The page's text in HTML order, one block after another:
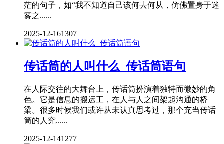
茫的句子，如“我不知道自己该何去何从，仿佛置身于迷
雾之......
2025-12-161307
传话筒的人叫什么_传话筒语句
在人际交往的大舞台上，传话筒扮演着独特而微妙的角
色。它是信息的搬运工，在人与人之间架起沟通的桥
梁。很多时候我们或许从未认真思考过，那个充当传话
筒的人究......
2025-12-141277